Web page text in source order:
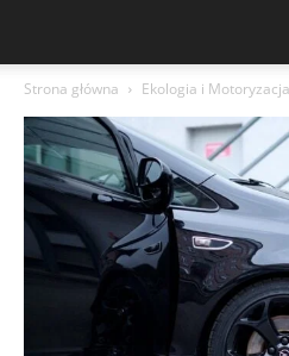
Strona główna Ekologia i Motoryzacja